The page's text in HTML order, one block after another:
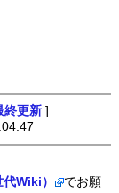
終更新 ]
Wiki）
でお願